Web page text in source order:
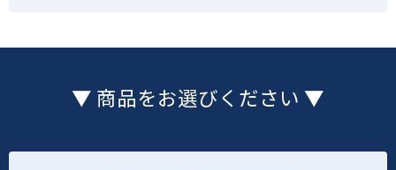
▼ 商品をお選びください ▼